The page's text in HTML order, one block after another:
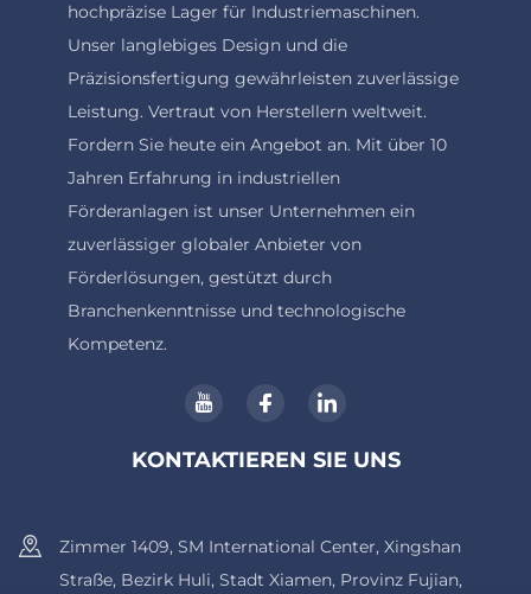
hochpräzise Lager für Industriemaschinen.
Unser langlebiges Design und die
Präzisionsfertigung gewährleisten zuverlässige
Leistung. Vertraut von Herstellern weltweit.
Fordern Sie heute ein Angebot an. Mit über 10
Jahren Erfahrung in industriellen
Förderanlagen ist unser Unternehmen ein
zuverlässiger globaler Anbieter von
Förderlösungen, gestützt durch
Branchenkenntnisse und technologische
Kompetenz.
KONTAKTIEREN SIE UNS
Zimmer 1409, SM International Center, Xingshan
Straße, Bezirk Huli, Stadt Xiamen, Provinz Fujian,